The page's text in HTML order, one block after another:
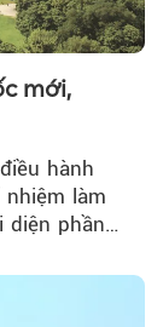
mới,
hành
làm
diện phần